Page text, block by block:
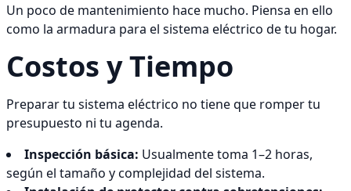
Un poco de mantenimiento hace mucho. Piensa en ello
como la armadura para el sistema eléctrico de tu hogar.
Costos y Tiempo
Preparar tu sistema eléctrico no tiene que romper tu
presupuesto ni tu agenda.
Inspección básica: Usualmente toma 1–2 horas,
según el tamaño y complejidad del sistema.